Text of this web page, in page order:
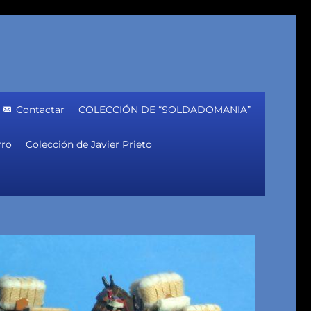
Contactar COLECCIÓN DE “SOLDADOMANIA”
Colección de Javier Prieto